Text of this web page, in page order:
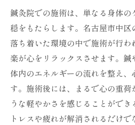
鍼灸院での施術は、単なる身体
穏をもたらします。名古屋市中
落ち着いた環境の中で施術が行
楽が心をリラックスさせます。鍼
体内のエネルギーの流れを整え、
す。施術後には、まるで心の重荷
うな軽やかさを感じることがで
トレスや疲れが解消されるだけ